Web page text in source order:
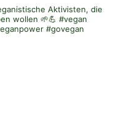
Aktivisten, die
wollen 🌱💪 #vegan
#govegan